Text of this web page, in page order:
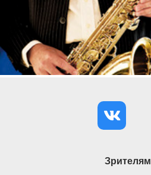
Зрителям